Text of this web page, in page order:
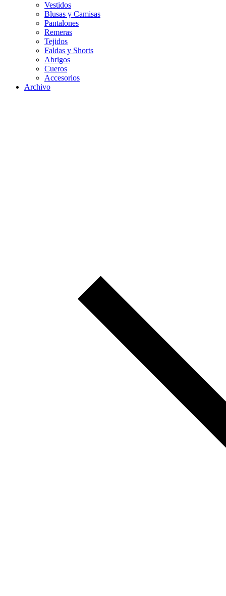
Vestidos
Blusas y Camisas
Pantalones
Remeras
Tejidos
Faldas y Shorts
Abrigos
Cueros
Accesorios
Archivo